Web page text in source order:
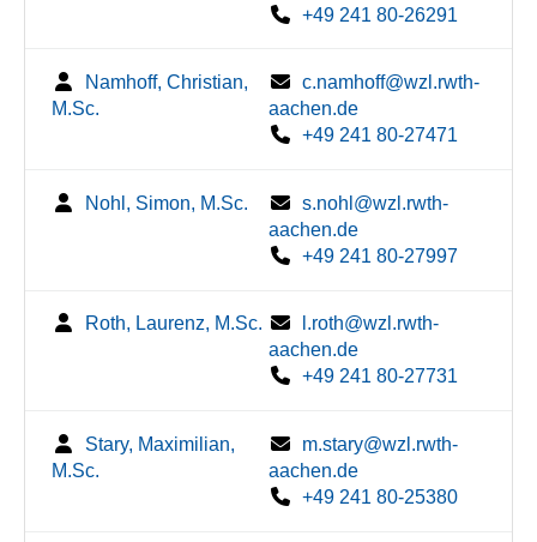
+49 241 80-26291
Namhoff, Christian,
M.Sc.
c.namhoff@wzl.rwth-
aachen.de
+49 241 80-27471
Nohl, Simon, M.Sc.
s.nohl@wzl.rwth-
aachen.de
+49 241 80-27997
Roth, Laurenz, M.Sc.
l.roth@wzl.rwth-
aachen.de
+49 241 80-27731
Stary, Maximilian,
M.Sc.
m.stary@wzl.rwth-
aachen.de
+49 241 80-25380